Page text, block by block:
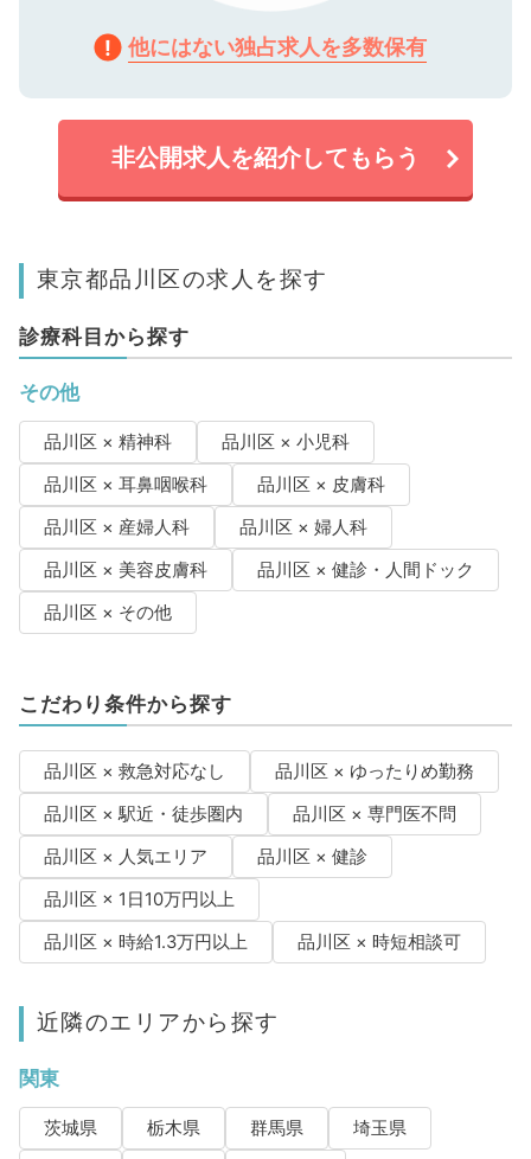
他にはない独占求人を多数保有
非公開求人を紹介してもらう
東京都品川区の求人を探す
診療科目から探す
その他
品川区 × 精神科
品川区 × 小児科
品川区 × 耳鼻咽喉科
品川区 × 皮膚科
品川区 × 産婦人科
品川区 × 婦人科
品川区 × 美容皮膚科
品川区 × 健診・人間ドック
品川区 × その他
こだわり条件から探す
品川区 × 救急対応なし
品川区 × ゆったりめ勤務
品川区 × 駅近・徒歩圏内
品川区 × 専門医不問
品川区 × 人気エリア
品川区 × 健診
品川区 × 1日10万円以上
品川区 × 時給1.3万円以上
品川区 × 時短相談可
近隣のエリアから探す
関東
茨城県 栃木県 群馬県
埼玉県